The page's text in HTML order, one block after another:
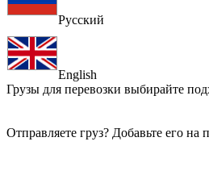
Русский
English
Грузы для перевозки выбирайте
Отправляете груз? Добавьте его на